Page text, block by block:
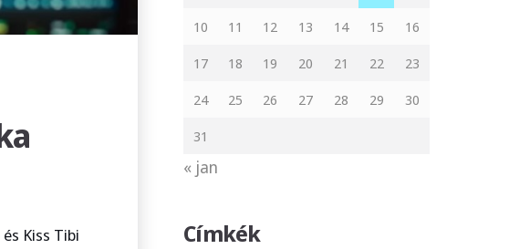
Kiss Tibi
10
11 12 13 14 15
16
17
18 19 20 21 22
23
24
25 26 27 28 29
30
31
« jan
Címkék